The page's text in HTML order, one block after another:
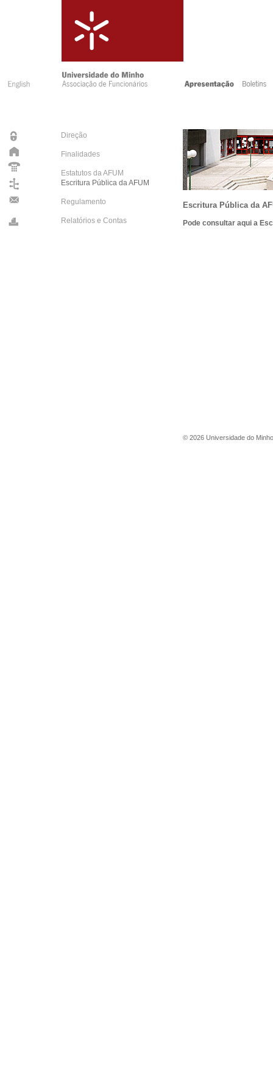
Direção
Finalidades
Estatutos da AFUM
Escritura Pública da AFUM
Regulamento
Relatórios e Contas
Escritura Pública da
Pode consultar aqui a
© 2026 Universidade do